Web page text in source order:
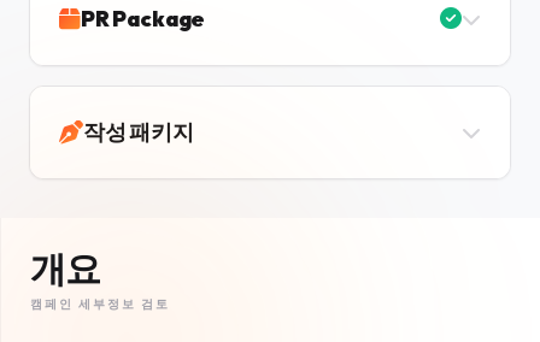
PR Package
작성 패키지
개요
캠페인 세부정보 검토